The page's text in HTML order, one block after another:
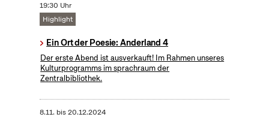
19:30 Uhr
Highlight
Ein Ort der Poesie: Anderland 4
Der erste Abend ist ausverkauft! Im Rahmen unseres
Kulturprogramms im sprachraum der
Zentralbibliothek.
8.11. bis20.12.2024